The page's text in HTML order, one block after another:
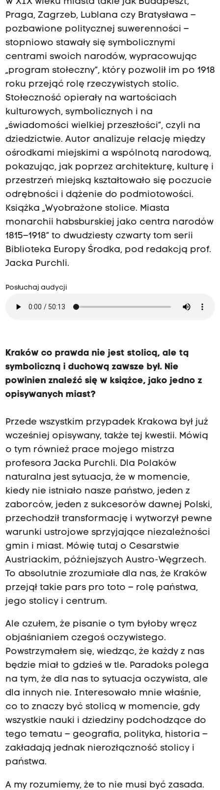
Praga, Zagrzeb, Lublana czy Bratysława –
pozbawione politycznej suwerenności –
stopniowo stawały się symbolicznymi
centrami swoich narodów, wypracowując
„program stołeczny”, który pozwolił im po 1918
roku przejąć rolę rzeczywistych stolic.
Stołeczność opierały na wartościach
kulturowych, symbolicznych i na
„świadomości wielkiej przeszłości”, czyli na
dziedzictwie. Autor analizuje relację między
ośrodkami miejskimi a wspólnotą narodową,
pokazując, jak poprzez architekturę, kulturę i
przestrzeń miejską kształtowało się poczucie
odrębności i dążenie do podmiotowości.
Książka „Wyobrażone stolice. Miasta
monarchii habsburskiej jako centra narodów
1815–1918” to dwudziesty czwarty tom serii
Biblioteka Europy Środka, pod redakcją prof.
Jacka Purchli.
Posłuchaj audycji
Kraków co prawda nie jest stolicą, ale tą
symboliczną i duchową zawsze był. Nie
powinien znaleźć się w książce, jako jedno z
opisywanych miast?
Przede wszystkim przypadek Krakowa był już
wcześniej opisywany, także tej kwestii. Mówią
o tym również prace mojego mistrza
profesora Jacka Purchli. Dla Polaków
naturalna jest sytuacja, że w momencie,
kiedy nie istniało nasze państwo, jeden z
zaborców, jeden z sukcesorów dawnej Polski,
przechodził transformację i wytworzył pewne
warunki ustrojowe sprzyjające niezależności
gmin i miast. Mówię tutaj o Cesarstwie
Austriackim, późniejszych Austro-Węgrzech.
To absolutnie zrozumiałe dla nas, że Kraków
przejął takie pars pro toto – rolę państwa,
jego stolicy i centrum.
Ale czułem, że pisanie o tym byłoby wręcz
objaśnianiem czegoś oczywistego.
Powstrzymałem się, wiedząc, że każdy z nas
będzie miał to gdzieś w tle. Paradoks polega
na tym, że dla nas to sytuacja oczywista, ale
dla innych nie. Interesowało mnie właśnie,
co to znaczy być stolicą w momencie, gdy
wszystkie nauki i dziedziny podchodzące do
tego tematu – geografia, polityka, historia –
zakładają jednak nierozłączność stolicy i
państwa.
A my rozumiemy, że to nie musi być zasada.